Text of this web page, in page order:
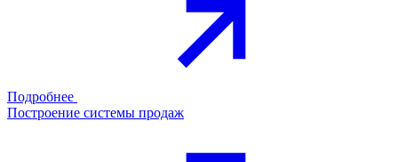
Подробнее
Построение системы продаж